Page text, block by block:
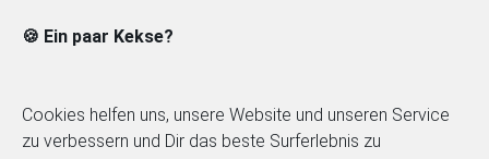
🍪 Ein paar Kekse?
Cookies helfen uns, unsere Website und unseren Service
zu verbessern und Dir das beste Surferlebnis zu
Pizza Napoli